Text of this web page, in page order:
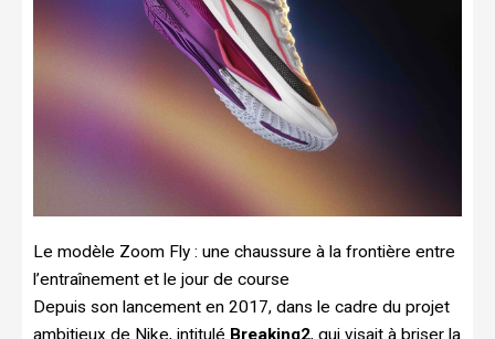
Le modèle Zoom Fly : une chaussure à la frontière entre
l’entraînement et le jour de course
Depuis son lancement en 2017, dans le cadre du projet
ambitieux de Nike, intitulé Breaking2, qui visait à briser la